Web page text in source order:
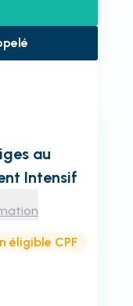
au
Intensif
éligible CPF